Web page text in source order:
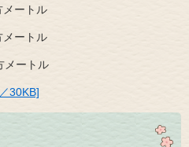
ートル
ートル
メートル
30KB]